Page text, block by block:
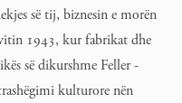
së tij, biznesin e morën
1943, kur fabrikat dhe
së dikurshme Feller -
kulturore nën